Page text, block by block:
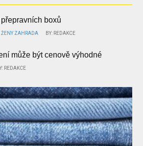
boxů
ŽENY ZAHRADA BY: REDAKCE
může být cenově výhodné
REDAKCE